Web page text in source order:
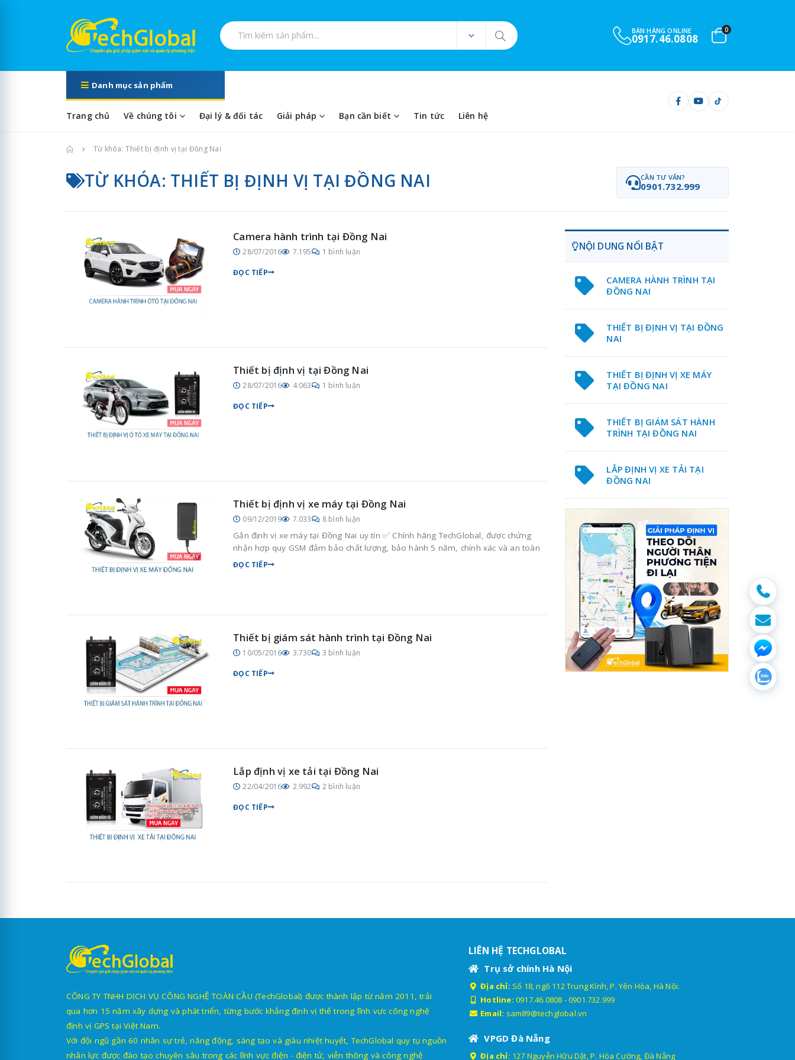
Tìm kiếm sản phẩm
BÁN HÀNG ONLINE
0917.46.0808
0
Danh mục sản phẩm
Trang chủ Về chúng tôi Đại lý & đối tác Giải pháp Bạn cần biết Tin tức Liên hệ
Trang chủTừ khóa: Thiết bị định vị tại Đồng Nai
TỪ KHÓA: THIẾT BỊ ĐỊNH VỊ TẠI ĐỒNG NAI CẦN TƯ VẤN?
0901.732.999
Camera hành trình tại Đồng Nai
28/07/2016 7.195 1 bình luận
ĐỌC TIẾP
Thiết bị định vị tại Đồng Nai
28/07/2016 4.063 1 bình luận
ĐỌC TIẾP
Thiết bị định vị xe máy tại Đồng Nai
09/12/2019 7.033 8 bình luận
Gắn định vị xe máy tại Đồng Nai uy tín ✅ Chính hãng TechGlobal, được chứng
nhận hợp quy GSM đảm bảo chất lượng, bảo hành 5 năm, chính xác và an toàn
ĐỌC TIẾP
Thiết bị giám sát hành trình tại Đồng Nai
10/05/2016 3.730 3 bình luận
ĐỌC TIẾP
Lắp định vị xe tải tại Đồng Nai
22/04/2016 2.992 2 bình luận
ĐỌC TIẾP
NỘI DUNG NỔI BẬT
CAMERA HÀNH TRÌNH TẠI
ĐỒNG NAI
THIẾT BỊ ĐỊNH VỊ TẠI ĐỒNG
NAI
THIẾT BỊ ĐỊNH VỊ XE MÁY
TẠI ĐỒNG NAI
THIẾT BỊ GIÁM SÁT HÀNH
TRÌNH TẠI ĐỒNG NAI
LẮP ĐỊNH VỊ XE TẢI TẠI
ĐỒNG NAI
CÔNG TY TNHH DỊCH VỤ CÔNG NGHỆ TOÀN CẦU (TechGlobal) được thành lập từ năm 2011, trải
qua hơn 15 năm xây dựng và phát triển, từng bước khẳng định vị thế trong lĩnh vực công nghệ
định vị GPS tại Việt Nam.
Với đội ngũ gần 60 nhân sự trẻ, năng động, sáng tạo và giàu nhiệt huyết, TechGlobal quy tụ nguồn
nhân lực được đào tạo chuyên sâu trong các lĩnh vực điện - điện tử, viễn thông và công nghệ
LIÊN HỆ TECHGLOBAL
Trụ sở chính Hà Nội
Địa chỉ: Số 18, ngõ 112 Trung Kính, P. Yên Hòa, Hà Nội.
Hotline: 0917.46.0808 -0901.732.999
Email: sam89@techglobal.vn
VPGD Đà Nẵng
Địa chỉ: 127 Nguyễn Hữu Dật, P. Hòa Cường, Đà Nẵng